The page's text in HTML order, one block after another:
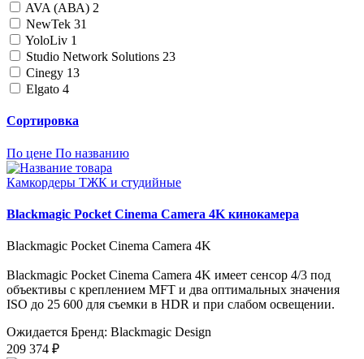
AVA (АВА) 2
NewTek 31
YoloLiv 1
Studio Network Solutions 23
Cinegy 13
Elgato 4
Сортировка
По цене По названию
Камкордеры ТЖК и студийные
Blackmagic Pocket Cinema Camera 4K кинокамера
Blackmagic Pocket Cinema Camera 4K
Blackmagic Pocket Cinema Camera 4K имеет сенсор 4/3 под
объективы с креплением MFT и два оптимальных значения
ISO до 25 600 для съемки в HDR и при слабом освещении.
Ожидается Бренд: Blackmagic Design
209 374 ₽